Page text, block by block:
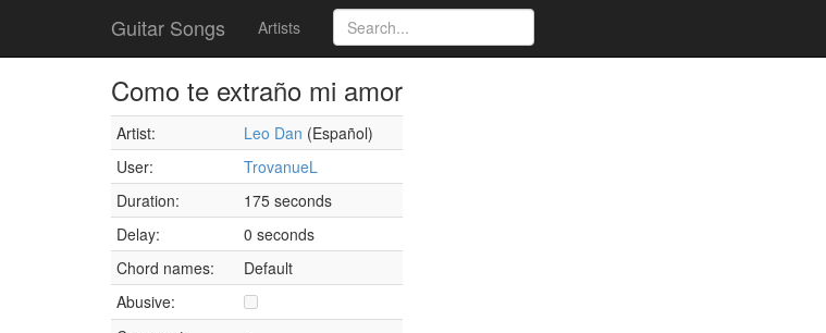
Guitar Songs Artists
Como te extraño mi amor
Artist: Leo Dan (Español)
User:
TrovanueL
Duration:
175 seconds
Delay:
0 seconds
Chord names:
Default
Abusive: